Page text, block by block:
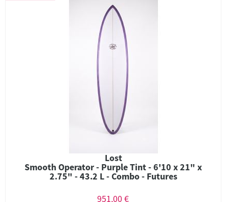
Lost
Smooth Operator - Purple Tint - 6'10 x 21" x
2.75" - 43.2 L - Combo - Futures
951,00 €